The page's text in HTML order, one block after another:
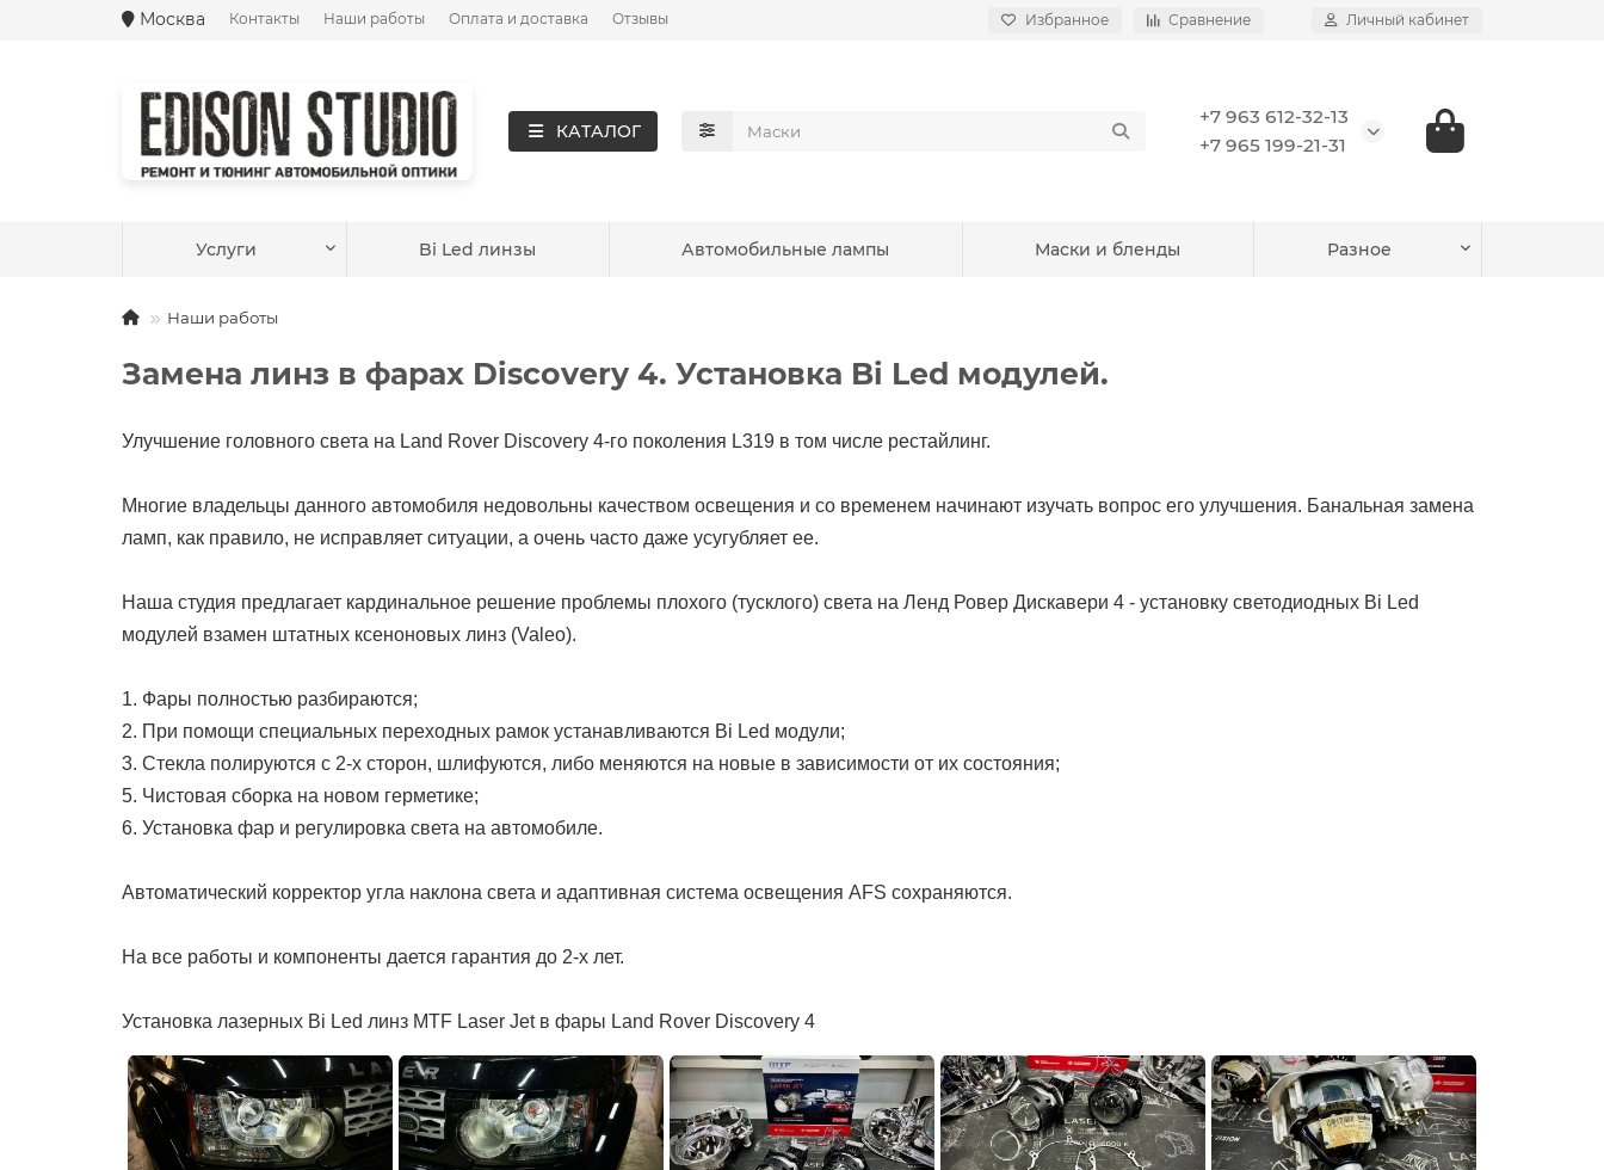
Москва Контакты Наши работы Оплата и доставка Отзывы Избранное Сравнение Личный кабинет
КАТАЛОГ
+7 963 612-32-13
+7 965 199-21-31
Услуги Bi Led линзы Автомобильные лампы Маски и бленды Разное
Наши работы
Замена линз в фарах Discovery 4. Установка Bi Led модулей.
Улучшение головного света на Land Rover Discovery 4-го поколения L319 в том числе рестайлинг.
Многие владельцы данного автомобиля недовольны качеством освещения и со временем начинают изучать вопрос его улучшения. Банальная замена
ламп, как правило, не исправляет ситуации, а очень часто даже усугубляет ее.
Наша студия предлагает кардинальное решение проблемы плохого (тусклого) света на Ленд Ровер Дискавери 4 - установку светодиодных Bi Led
модулей взамен штатных ксеноновых линз (Valeo).
1. Фары полностью разбираются;
2. При помощи специальных переходных рамок устанавливаются Bi Led модули;
3. Стекла полируются с 2-х сторон, шлифуются, либо меняются на новые в зависимости от их состояния;
5. Чистовая сборка на новом герметике;
6. Установка фар и регулировка света на автомобиле.
Автоматический корректор угла наклона света и адаптивная система освещения AFS сохраняются.
На все работы и компоненты дается гарантия до 2-х лет.
Установка лазерных Bi Led линз MTF Laser Jet в фары Land Rover Discovery 4